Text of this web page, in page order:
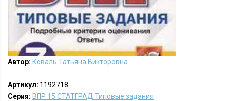
Автор: Коваль Татьяна Викторовна
Артикул: 1192718
Серия: ВПР 15 СТАТГРАД Типовые задания